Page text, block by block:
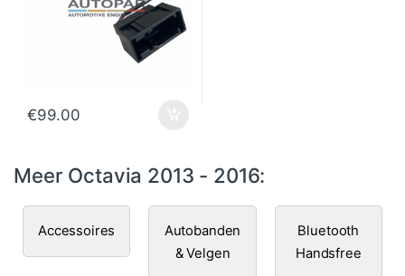
€99.00
Meer Octavia 2013 - 2016:
Accessoires
Autobanden
& Velgen
Bluetooth
Handsfree